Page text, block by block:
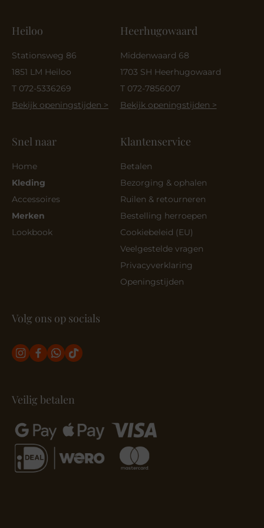
Heiloo
Stationsweg 86
1851 LM Heiloo
T 072-5336269
Bekijk openingstijden >
Heerhugowaard
Middenwaard 68
1703 SH Heerhugowaard
T 072-7856007
Bekijk openingstijden >
Snel naar
Home
Kleding
Accessoires
Merken
Lookbook
Klantenservice
Betalen
Bezorging & ophalen
Ruilen & retourneren
Bestelling herroepen
Cookiebeleid (EU)
Veelgestelde vragen
Privacyverklaring
Openingstijden
Volg ons op socials
Veilig betalen